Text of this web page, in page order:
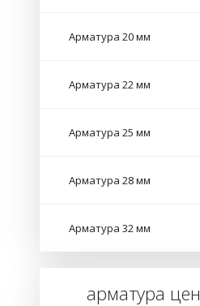
Арматура 20 мм
Арматура 22 мм
Арматура 25 мм
Арматура 28 мм
Арматура 32 мм
арматура